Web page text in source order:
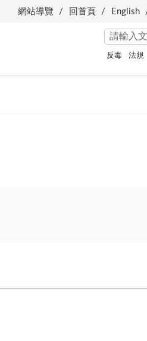
網站導覽 回首頁 English
反毒 法規